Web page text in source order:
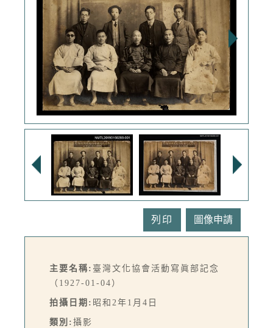
列印
主要名稱: 臺灣文化協會活動寫眞部記念
（1927-01-04）
拍攝日期: 昭和2年1月4日
類別: 攝影